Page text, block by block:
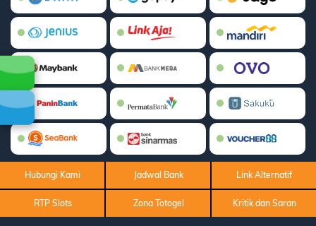
Hubungi Kami Jadwal Bank Link Alternatif
RTP Slots Zona Totogel Kritik dan Saran